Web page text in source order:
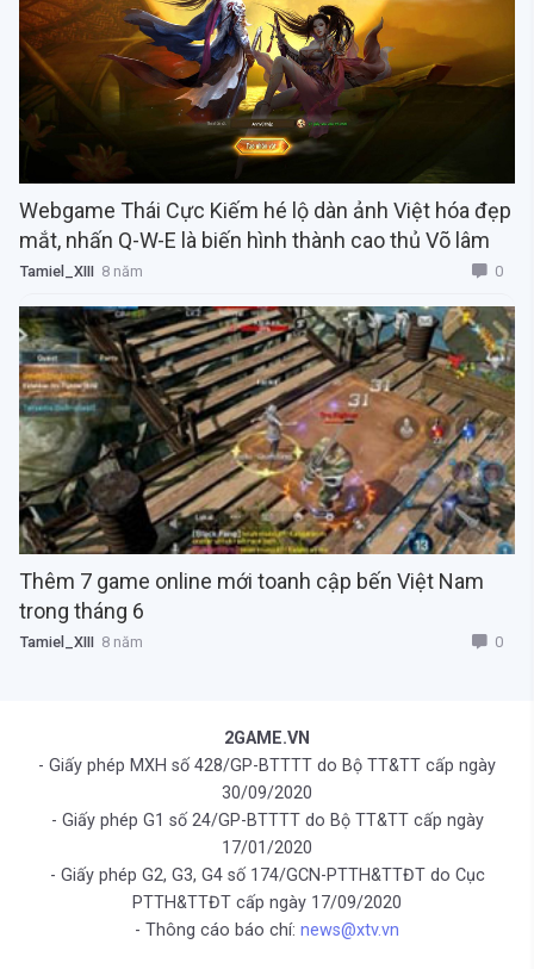
Webgame Thái Cực Kiếm hé lộ dàn ảnh Việt hóa đẹp
mắt, nhấn Q-W-E là biến hình thành cao thủ Võ lâm
Tamiel_XIII 8 năm 0
Thêm 7 game online mới toanh cập bến Việt Nam
trong tháng 6
Tamiel_XIII 8 năm 0
2GAME.VN
- Giấy phép MXH số 428/GP-BTTTT do Bộ TT&TT cấp ngày
30/09/2020
- Giấy phép G1 số 24/GP-BTTTT do Bộ TT&TT cấp ngày
17/01/2020
- Giấy phép G2, G3, G4 số 174/GCN-PTTH&TTĐT do Cục
PTTH&TTĐT cấp ngày 17/09/2020
- Thông cáo báo chí: news@xtv.vn